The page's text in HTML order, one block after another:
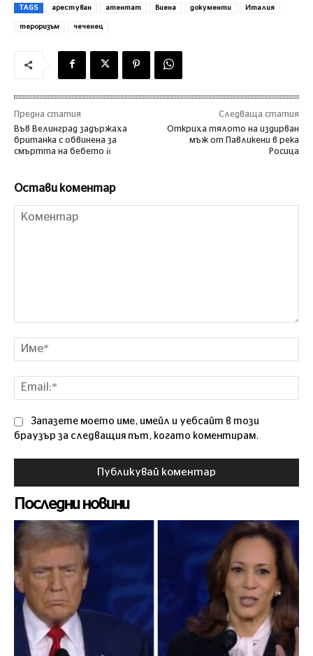
TAGS арестуван атентат Виена документи Италия
тероризъм чеченец
Предна статия
Във Велинград задържаха
британка с обвинена за
смъртта на бебето ѝ
Следваща статия
Откриха тялото на издирван
мъж от Павликени в река
Росица
Остави коментар
Запазете моето име, имейл и уебсайт в този
браузър за следващия път, когато коментирам.
Последни новини